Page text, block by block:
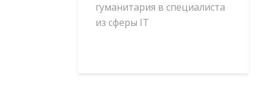
гуманитария в специалиста
из сферы IT